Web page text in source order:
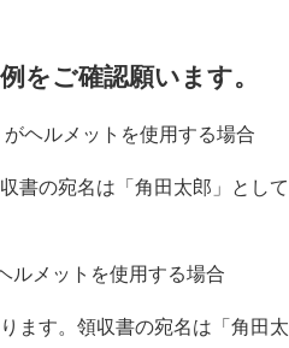
をご確認願います。
ヘルメットを使用する場合
の宛名は「角田太郎」として
メットを使用する場合
す。領収書の宛名は「角田太